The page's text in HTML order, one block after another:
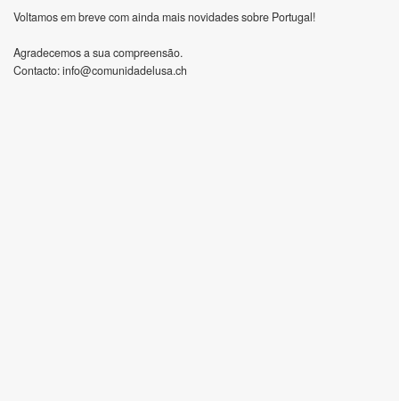
Voltamos em breve com ainda mais novidades sobre Portugal!
Agradecemos a sua compreensão.
Contacto:info@comunidadelusa.ch